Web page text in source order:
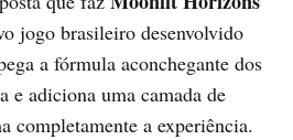
jogo brasileiro desenvolvido
a fórmula aconchegante dos
e adiciona uma camada de
completamente a experiência.